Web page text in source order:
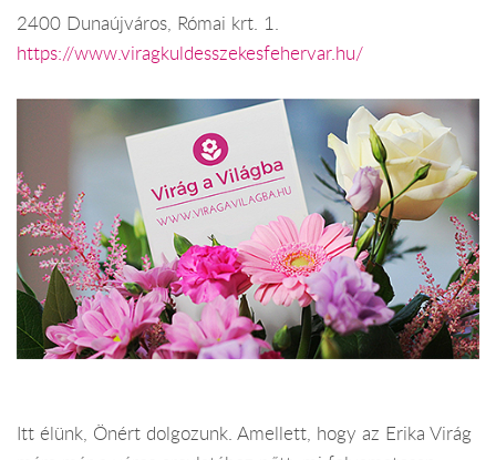
2400 Dunaújváros, Római krt. 1.
https://www.viragkuldesszekesfehervar.hu/
Itt élünk, Önért dolgozunk. Amellett, hogy az Erika Virág